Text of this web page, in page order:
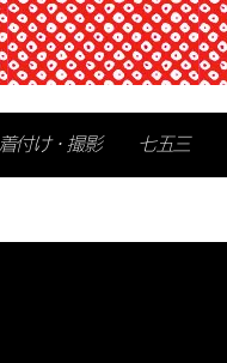
着付け・撮影 七五三